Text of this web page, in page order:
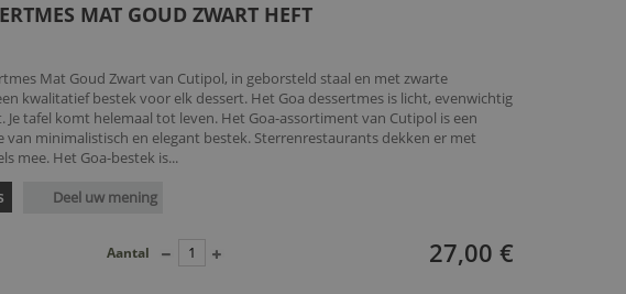
MAT GOUD ZWART HEFT
Mat Goud Zwart van Cutipol, in geborsteld staal en met zwarte
kwalitatief bestek voor elk dessert. Het Goa dessertmes is licht, evenwichtig
Je tafel komt helemaal tot leven. Het Goa-assortiment van Cutipol is een
van minimalistisch en elegant bestek. Sterrenrestaurants dekken er met
mee. Het Goa-bestek is...
Deel uw mening
27,00 €
Aantal